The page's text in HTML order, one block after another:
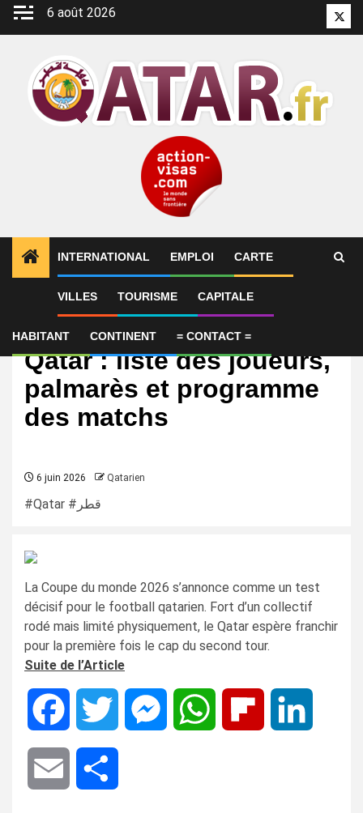
Aller
6 août 2026
INTERNATIONAL EMPLOI CARTE
VILLES TOURISME CAPITALE
HABITANT CONTINENT = CONTACT =
International
Coupe du monde 2026 –
Qatar : liste des joueurs,
palmarès et programme
des matchs
6 juin 2026 Qatarien
#Qatar #قطر
La Coupe du monde 2026 s’annonce comme un test
décisif pour le football qatarien. Fort d’un collectif
rodé mais limité physiquement, le Qatar espère franchir
pour la première fois le cap du second tour.
Suite de l’Article
Facebook Twitter MessengerWhatsApp Flipboard
Email